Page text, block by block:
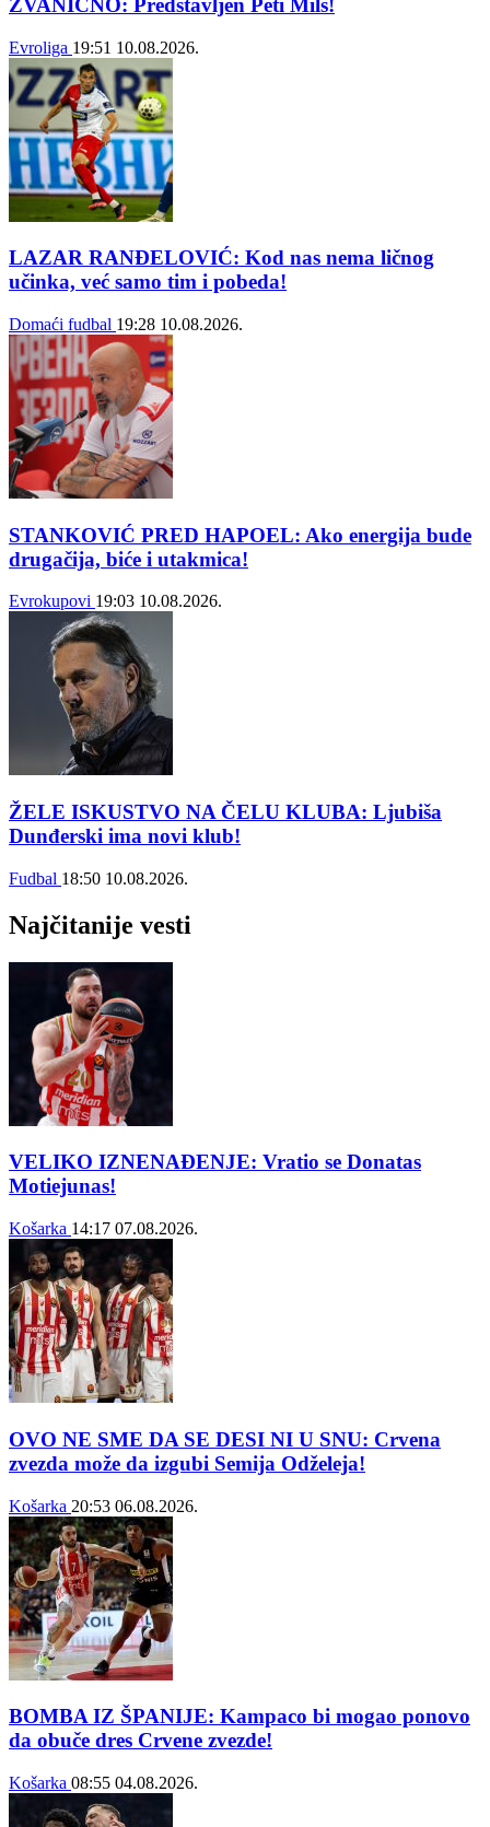
ZVANIČNO: Predstavljen Peti Mils!
Evroliga 19:51 10.08.2026.
LAZAR RANĐELOVIĆ: Kod nas nema ličnog
učinka, već samo tim i pobeda!
Domaći fudbal 19:28 10.08.2026.
STANKOVIĆ PRED HAPOEL: Ako energija bude
drugačija, biće i utakmica!
Evrokupovi 19:03 10.08.2026.
ŽELE ISKUSTVO NA ČELU KLUBA: Ljubiša
Dunđerski ima novi klub!
Fudbal 18:50 10.08.2026.
Najčitanije vesti
VELIKO IZNENAĐENJE: Vratio se Donatas
Motiejunas!
Košarka 14:17 07.08.2026.
OVO NE SME DA SE DESI NI U SNU: Crvena
zvezda može da izgubi Semija Odželeja!
Košarka 20:53 06.08.2026.
BOMBA IZ ŠPANIJE: Kampaco bi mogao ponovo
da obuče dres Crvene zvezde!
Košarka 08:55 04.08.2026.